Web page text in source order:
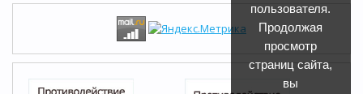
пользователя.
Продолжая
просмотр
страниц сайта,
вы